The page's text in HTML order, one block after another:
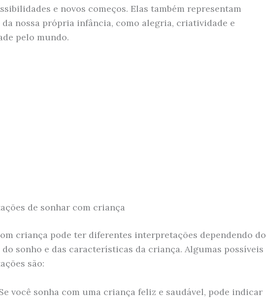
e novos começos. Elas também representam
da nossa própria infância, como alegria, criatividade e
pelo mundo.
de sonhar com criança
criança pode ter diferentes interpretações dependendo do
sonho e das características da criança. Algumas possíveis
são:
você sonha com uma criança feliz e saudável, pode indicar